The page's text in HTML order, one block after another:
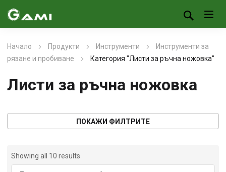
Начало Продукти Инструменти
Инструменти за
рязане и пробиване
Категория "Листи за ръчна ножовка"
Листи за ръчна ножовка
ПОКАЖИ ФИЛТРИТЕ
Showing all 10 results